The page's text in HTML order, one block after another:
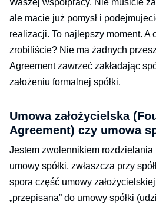
Waszej współpracy. Nie musicie
ale macie już pomysł i
realizacji. To najlepszy moment. A
zrobiliście? Nie ma żadnych
Agreement zawrzeć zakładając
założeniu formalnej spółki.
Umowa założycielska
Agreement) czy umowa
Jestem zwolennikiem rozdzielania
umowy spółki, zwłaszcza przy
spora część umowy
„przepisana” do umowy spółki